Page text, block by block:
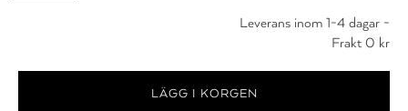
Leverans inom 1-4 dagar -
Frakt 0 kr